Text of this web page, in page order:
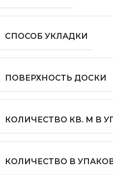
СПОСОБ УКЛАДКИ
ПОВЕРХНОСТЬ ДОСКИ
КОЛИЧЕСТВО КВ. М В
КОЛИЧЕСТВО В